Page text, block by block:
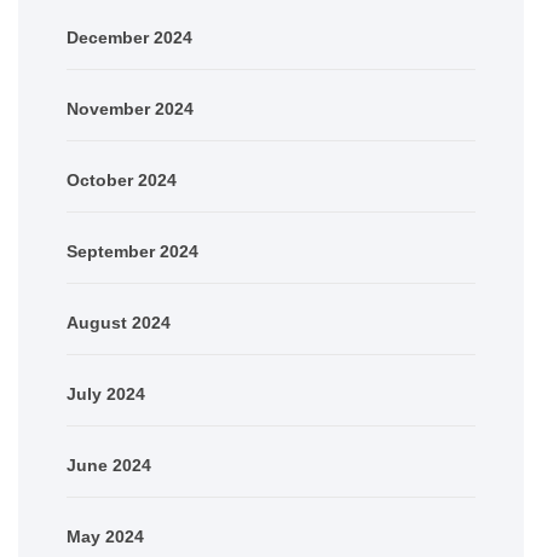
December 2024
November 2024
October 2024
September 2024
August 2024
July 2024
June 2024
May 2024